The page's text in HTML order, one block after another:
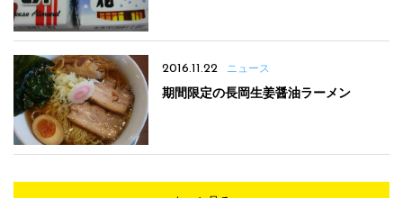
2016.11.22 ニュース
期間限定の長岡生姜醤油ラーメン